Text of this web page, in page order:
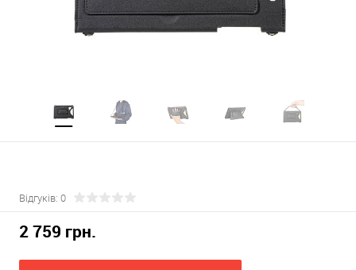
Відгуків: 0
2 759 грн.